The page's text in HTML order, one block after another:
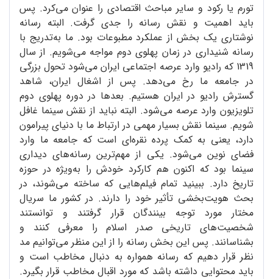
تورم یا رکود و سایر مباحث اقتصادی را عنوان می‌کرد. پس
باید اهمیت و نقش رسانه را جدی گرفت. البته رسانه
نوشتاری یک بخش از عملکرد مطبوعات بود. ما به‌تدریج با
رسانه شنیداری در زمان پهلوی دوم مواجه می‌شویم. از سال
1319 که رادیو وارد عرصه اجتماعی ایران می‌شود تحول بزرگی
در جامعه ما رخ می‌دهد. پس از اشغال ایران، شاهد
گسترش رادیو در ایران هستیم. بعدها در دوره پهلوی دوم
تلویزیون وارد عرصه می‌شود. البته نباید از نقش سینما غافل
شویم. سینما نقش بسیار مهمی در ارتباط ما با دنیای پیرامون
دارد، یعنی به کمک پرده نقره‌ای است که جامعه ما وارد
فضای نوین می‌شود. یکی از مهم‌ترین رسانه‌های دیداری
سینما بود که اکنون هم کارکرد خودش را به‌ویژه در حوزه
تاریخ دارد. ببینید تمام فیلم‌هایی که ساخته می‌شوند، در
بحث هویت‌بخشی تأثیر خود را دارند. در کشور ما سریال
مختار مورد توجه بینندگان قرار گرفتند و توانستند
شخصیت‌های تاریخی صدر اسلام را معرفی کنند و
بشناسانند. پس این بخش رسانه را از این منظر می‌توانیم مد
نظر قرار دهیم که رسانه همواره به دنبال مخاطب است و
باید محتوایی داشته باشد که مورد اقبال مخاطب قرار بگیرد.